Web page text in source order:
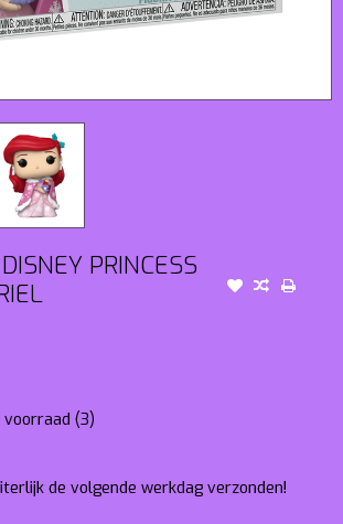
PRINCESS
voorraad (3)
de volgende werkdag verzonden!